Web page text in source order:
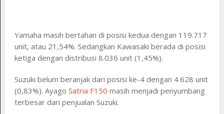
Yamaha masih bertahan di posisi kedua dengan 119.717
unit, atau 21,54%. Sedangkan Kawasaki berada di posisi
ketiga dengan distribusi 8.036 unit (1,45%).
Suzuki belum beranjak dari posisi ke-4 dengan 4.628 unit
(0,83%). Ayago Satria F150 masih menjadi penyumbang
terbesar dari penjualan Suzuki.